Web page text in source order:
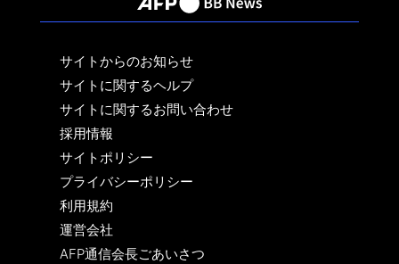
サイトからのお知らせ
サイトに関するヘルプ
サイトに関するお問い合わせ
採用情報
サイトポリシー
プライバシーポリシー
利用規約
運営会社
AFP通信会長ごあいさつ